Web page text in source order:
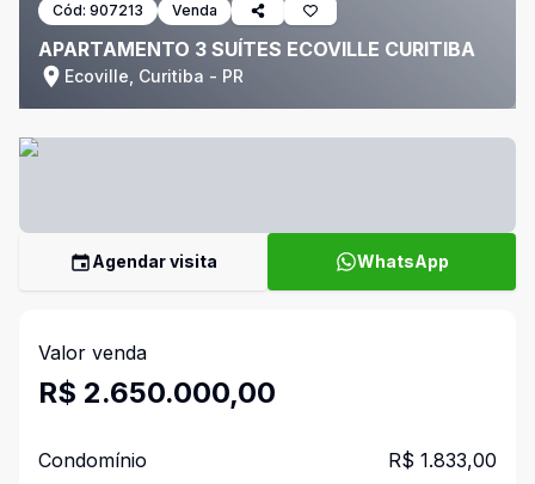
Cód: 907213 Venda
APARTAMENTO 3 SUÍTES ECOVILLE CURITIBA
Ecoville, Curitiba - PR
Agendar visita WhatsApp
Valor venda
R$ 2.650.000,00
Condomínio R$ 1.833,00